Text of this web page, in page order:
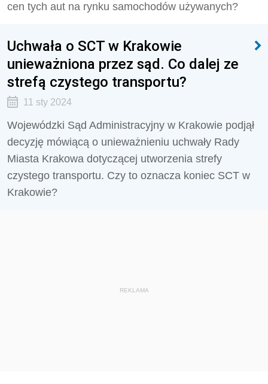
cen tych aut na rynku samochodów używanych?
Uchwała o SCT w Krakowie
unieważniona przez sąd. Co dalej ze
strefą czystego transportu?
11 sty 2024
Wojewódzki Sąd Administracyjny w Krakowie podjął
decyzję mówiącą o unieważnieniu uchwały Rady
Miasta Krakowa dotyczącej utworzenia strefy
czystego transportu. Czy to oznacza koniec SCT w
Krakowie?
REKLAMA